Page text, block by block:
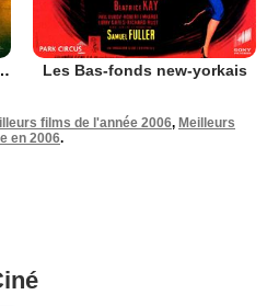
2 : Anarchy Les Bas-fonds new-yorkais
films de l'année 2006, Meilleurs
en 2006.